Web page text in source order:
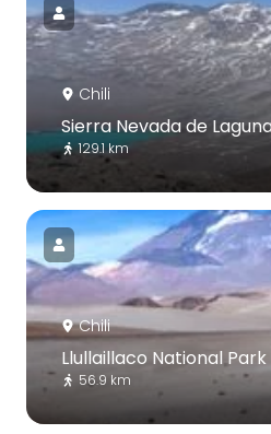
Chili
Sierra Nevada de
129.1 km
Chili
Llullaillaco National Park
56.9 km